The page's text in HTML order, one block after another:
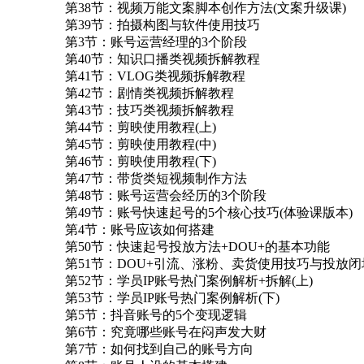
第38节：视频万能文案脚本创作方法(文案升级课)
第39节：拍摄构图与软件使用技巧
第3节：账号运营经理的3个阶段
第40节：知识口播类视频拆解教程
第41节：VLOG类视频拆解教程
第42节：剧情类视频拆解教程
第43节：技巧类视频拆解教程
第44节：剪映使用教程(上)
第45节：剪映使用教程(中)
第46节：剪映使用教程(下)
第47节：带货类短视频制作方法
第48节：账号运营会经历的3个阶段
第49节：账号快速起号的5个核心技巧(体验课版本)
第4节：账号应该如何搭建
第50节：快速起号投放方法+DOU+的基本功能
第51节：DOU+引流、涨粉、卖货使用技巧与投放
第52节：学员IP账号热门案例解析+拆解(上)
第53节：学员IP账号热门案例解析(下)
第5节：抖音账号的5个变现逻辑
第6节：究竟哪些账号在闷声发大财
第7节：如何找到自己的账号方向